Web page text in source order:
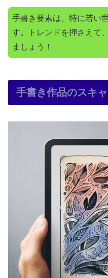
手書き要素は、特に若い
す。トレンドを押さえて
ましょう！
手書き作品のスキ